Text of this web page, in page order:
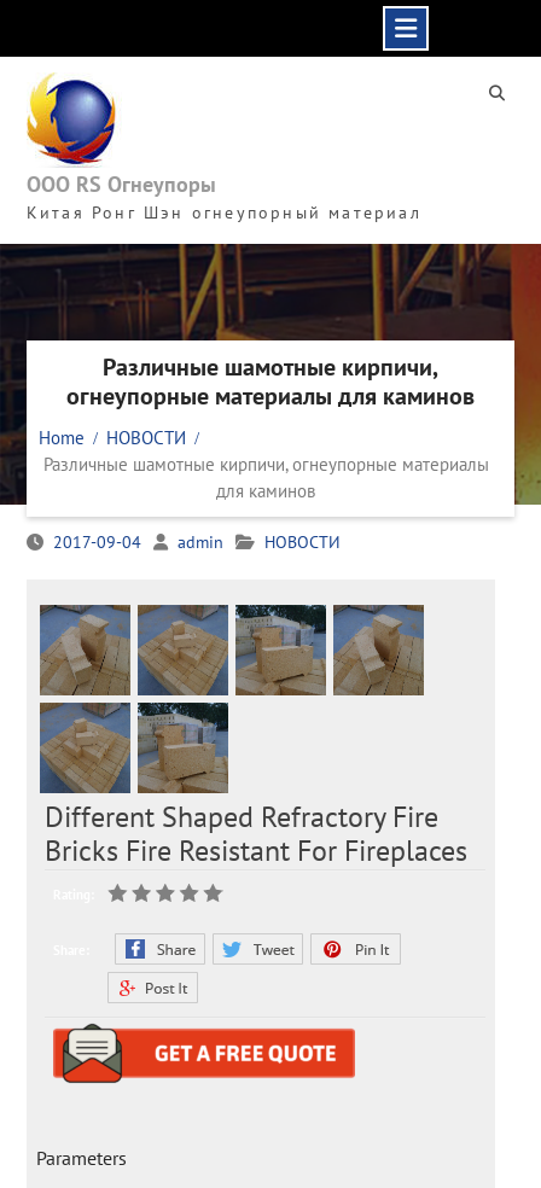
content
ООО RS Огнеупоры
Китая Ронг Шэн огнеупорный материал
Различные шамотные кирпичи,
огнеупорные материалы для каминов
Home
НОВОСТИ
Различные шамотные кирпичи, огнеупорные материалы
для каминов
2017-09-04 admin НОВОСТИ
Different Shaped Refractory Fire
Bricks Fire Resistant For Fireplaces
Parameters